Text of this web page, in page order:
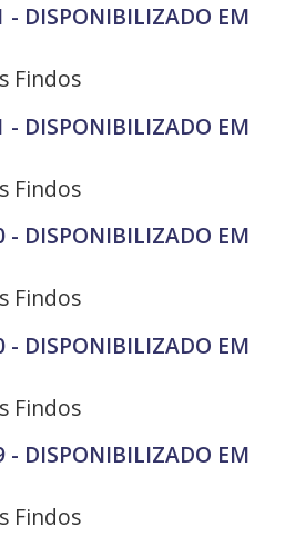
- DISPONIBILIZADO EM
Findos
- DISPONIBILIZADO EM
Findos
- DISPONIBILIZADO EM
Findos
- DISPONIBILIZADO EM
Findos
- DISPONIBILIZADO EM
Findos